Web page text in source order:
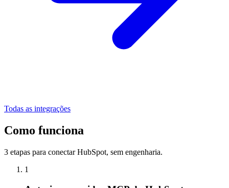
Todas as integrações
Como funciona
3 etapas para conectar HubSpot, sem engenharia.
1